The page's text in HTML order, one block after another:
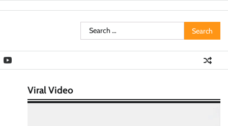
Search
for:
Viral Video